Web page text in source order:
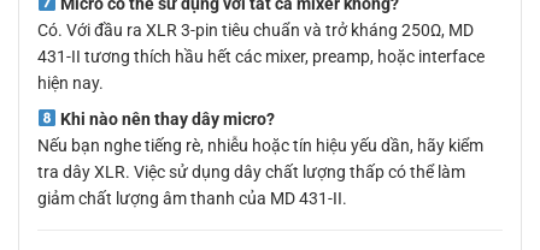
Có. Với đầu ra XLR 3-pin tiêu chuẩn và trở kháng 250Ω, MD
431-II tương thích hầu hết các mixer, preamp, hoặc interface
hiện nay.
Khi nào nên thay dây micro?
Nếu bạn nghe tiếng rè, nhiễu hoặc tín hiệu yếu dần, hãy kiểm
tra dây XLR. Việc sử dụng dây chất lượng thấp có thể làm
giảm chất lượng âm thanh của MD 431-II.